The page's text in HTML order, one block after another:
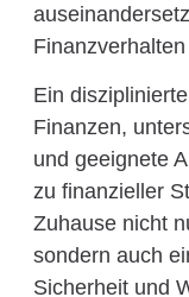
Ein
Finanzen,
und geeignete
zu finanzieller
Zuhause nicht
sondern auch
Sicherheit und